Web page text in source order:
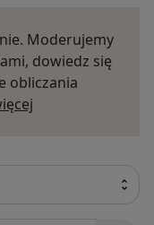
Moderujemy
dowiedz się
obliczania